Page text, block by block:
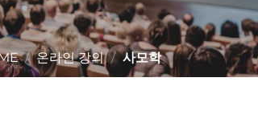
/ 온라인 강의 / 사모학